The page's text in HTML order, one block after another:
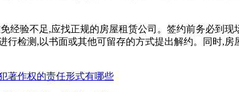
经验不足,应找正规的房屋租赁公司。签约前务必到
行检测,以书面或其他可留存的方式提出解约。同时,
著作权的责任形式有哪些